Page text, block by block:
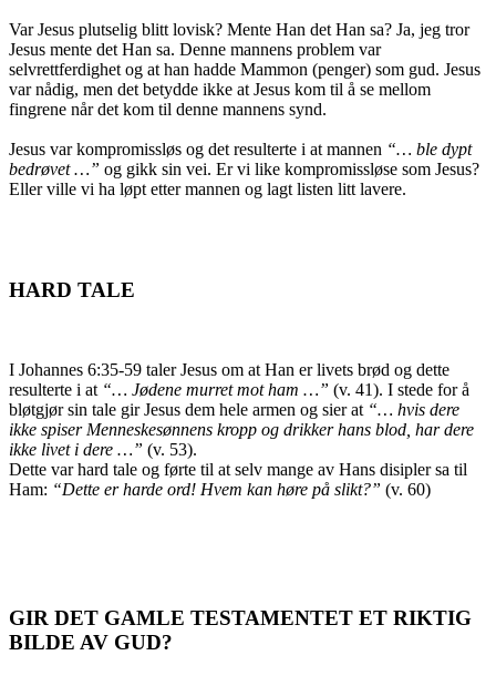
Var Jesus plutselig blitt lovisk? Mente Han det Han sa? Ja, jeg tror
Jesus mente det Han sa. Denne mannens problem var
selvrettferdighet og at han hadde Mammon (penger) som gud. Jesus
var nådig, men det betydde ikke at Jesus kom til å se mellom
fingrene når det kom til denne mannens synd.
Jesus var kompromissløs og det resulterte i at mannen “… ble dypt
bedrøvet …” og gikk sin vei. Er vi like kompromissløse som Jesus?
Eller ville vi ha løpt etter mannen og lagt listen litt lavere.
HARD TALE
I Johannes 6:35-59 taler Jesus om at Han er livets brød og dette
resulterte i at “… Jødene murret mot ham …” (v. 41). I stede for å
bløtgjør sin tale gir Jesus dem hele armen og sier at “… hvis dere
ikke spiser Menneskesønnens kropp og drikker hans blod, har dere
ikke livet i dere …” (v. 53).
Dette var hard tale og førte til at selv mange av Hans disipler sa til
Ham: “Dette er harde ord! Hvem kan høre på slikt?” (v. 60)
GIR DET GAMLE TESTAMENTET ET RIKTIG
BILDE AV GUD?